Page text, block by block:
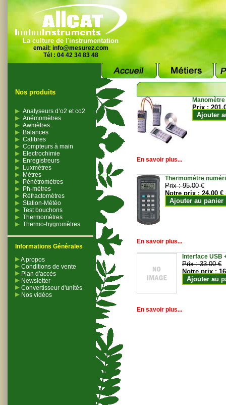
La culture de l'instrumentation
email: info@mesurez.com
Tél : 04 42 34 83 48
Nos produits
Analyseurs d’o2 et co2
Anémomètres
Awmètres
Balances
Calibres
Compteurs à main
Electrochimie
Enregistreurs
Luxmètres
Mètres
Pénétromètres
Ph-mètres
Réfractomètres
Station-Météo
Test bouchons
Thermomètres
Thermo-hygromètres
Informations Générales
A propos
Conditions de vente
Plan d'accès
Newsletter
Convertisseur d'unités
Nos vidéos
Prix :
Ajouter
En savoir plus...
Thermomètre
Prix :95.00 €
Notre prix :24.00 €
Ajouter au panier
En savoir plus...
Interface USB
Prix :33.00 €
Notre prix :
Ajouter au
En savoir plus...